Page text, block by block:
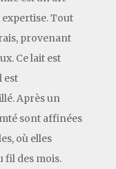
Tout
provenant
Ce lait est
est
Après un
sont affinées
où elles
fil des mois.